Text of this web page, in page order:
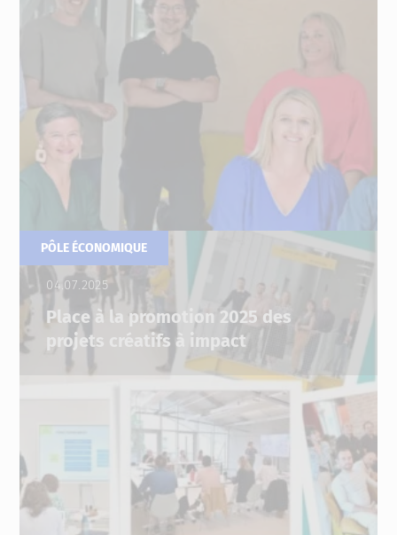
04.07.2025
Place à la promotion 2025 des
projets créatifs à impact
PÔLE ÉCONOMIQUE